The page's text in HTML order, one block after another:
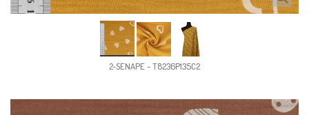
2-SENAPE - T8236P135C2